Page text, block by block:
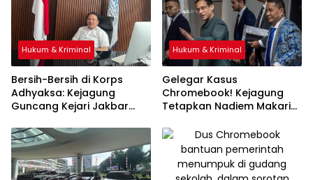
Hukum & Kriminal
Bersih-Bersih di Korps
Adhyaksa: Kejagung
Guncang Kejari Jakbar
Hukum & Kriminal
Gelegar Kasus
Chromebook! Kejagung
Tetapkan Nadiem Makarim